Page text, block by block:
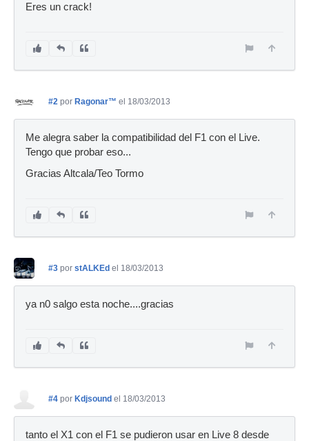
Eres un crack!
#2 por Ragonar™ el 18/03/2013
Me alegra saber la compatibilidad del F1 con el Live.
Tengo que probar eso...
Gracias Altcala/Teo Tormo
#3 por stALKEd el 18/03/2013
ya n0 salgo esta noche....gracias
#4 por Kdjsound el 18/03/2013
tanto el X1 con el F1 se pudieron usar en Live 8 desde